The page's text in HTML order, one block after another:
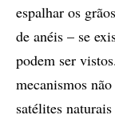
espalhar os
de anéis – se
podem ser
mecanismos
satélites